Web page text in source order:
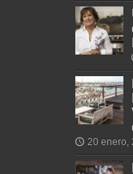
20 enero,